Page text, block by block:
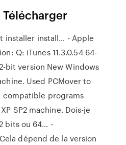
Télécharger
installer install… - Apple
Q: iTunes 11.3.0.54 64-
bit version New Windows
Used PCMover to
programs
SP2 machine. Dois-je
bits ou 64… -
dépend de la version